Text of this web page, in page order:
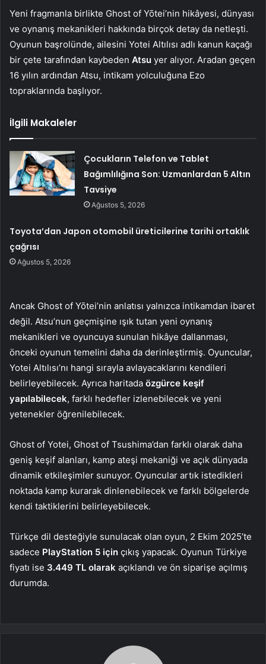
Yeni fragmanla birlikte Ghost of Yōtei’nin hikâyesi, dünyası
ve oynanış mekanikleri hakkında birçok detay da netleşti.
Oyunun başrolünde, ailesini Yotei Altılısı adlı kanun kaçağı
bir çete tarafından kaybeden Atsu yer alıyor. Aradan geçen
16 yılın ardından Atsu, intikam yolculuğuna Ezo
topraklarında başlıyor.
İlgili Makaleler
Çocukların Telefon ve Tablet
Bağımlılığına Son: Uzmanlardan 5 Altın
Tavsiye
Ağustos 5, 2026
Toyota’dan Japon otomobil üreticilerine tarihi ortaklık
çağrısı
Ağustos 5, 2026
Ancak Ghost of Yōtei’nin anlatısı yalnızca intikamdan ibaret
değil. Atsu’nun geçmişine ışık tutan yeni oynanış
mekanikleri ve oyuncuya sunulan hikâye dallanması,
önceki oyunun temelini daha da derinleştirmiş. Oyuncular,
Yotei Altılısı’nı hangi sırayla avlayacaklarını kendileri
belirleyebilecek. Ayrıca haritada özgürce keşif
yapılabilecek, farklı hedefler izlenebilecek ve yeni
yetenekler öğrenilebilecek.
Ghost of Yotei, Ghost of Tsushima’dan farklı olarak daha
geniş keşif alanları, kamp ateşi mekaniği ve açık dünyada
dinamik etkileşimler sunuyor. Oyuncular artık istedikleri
noktada kamp kurarak dinlenebilecek ve farklı bölgelerde
kendi taktiklerini belirleyebilecek.
Türkçe dil desteğiyle sunulacak olan oyun, 2 Ekim 2025’te
sadece PlayStation 5 için çıkış yapacak. Oyunun Türkiye
fiyatı ise 3.449 TL olarak açıklandı ve ön siparişe açılmış
durumda.